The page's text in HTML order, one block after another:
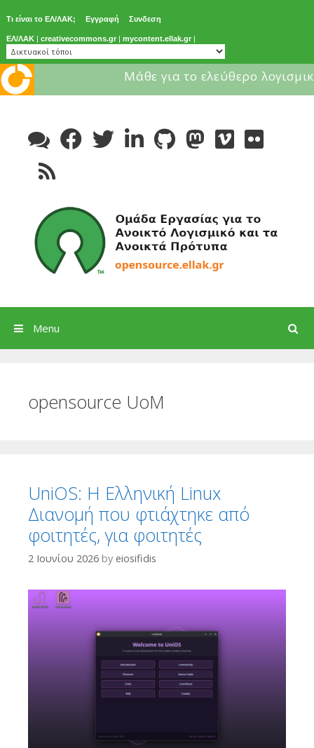
Τι είναι το ΕΛ/ΛΑΚ; Εγγραφή Συνδεση
ΕΛ/ΛΑΚ | creativecommons.gr | mycontent.ellak.gr |
Μάθε για το ελεύθερο
content
Search
Menu
opensource UoM
UniOS: Η Ελληνική Linux
Διανομή που φτιάχτηκε από
φοιτητές, για φοιτητές
2 Ιουνίου 2026 by eiosifidis